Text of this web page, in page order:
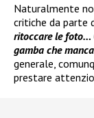
Naturalmente
critiche da parte
ritoccare le foto…
gamba che
generale,
prestare